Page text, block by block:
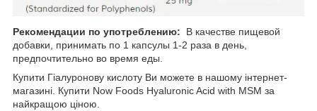
Рекомендации по употреблению: В качестве пищевой
добавки, принимать по 1 капсулы 1-2 раза в день,
предпочтительно во время еды.
Купити Гіалуронову кислоту Ви можете в нашому інтернет-
магазині. Купити Now Foods Hyaluronic Acid with MSM за
найкращою ціною.